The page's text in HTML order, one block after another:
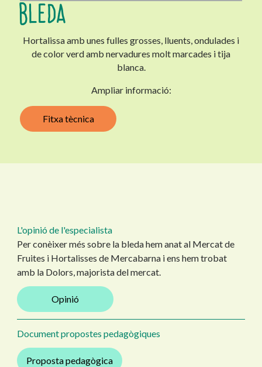
BLEDA
Hortalissa amb unes fulles grosses, lluents, ondulades i
de color verd amb nervadures molt marcades i tija
blanca.
Ampliar informació:
Fitxa tècnica
L'opinió de l'especialista
Per conèixer més sobre la bleda hem anat al Mercat de
Fruites i Hortalisses de Mercabarna i ens hem trobat
amb la Dolors, majorista del mercat.
Opinió
Document propostes pedagògiques
Proposta pedagògica